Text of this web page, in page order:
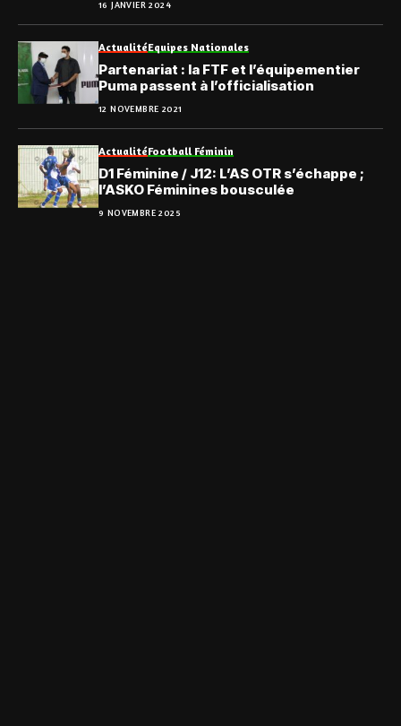
16 JANVIER 2024
ActualitéEquipes Nationales
Partenariat : la FTF et l’équipementier
Puma passent à l’officialisation
12 NOVEMBRE 2021
ActualitéFootball Féminin
D1 Féminine / J12: L’AS OTR s’échappe ;
l’ASKO Féminines bousculée
9 NOVEMBRE 2025